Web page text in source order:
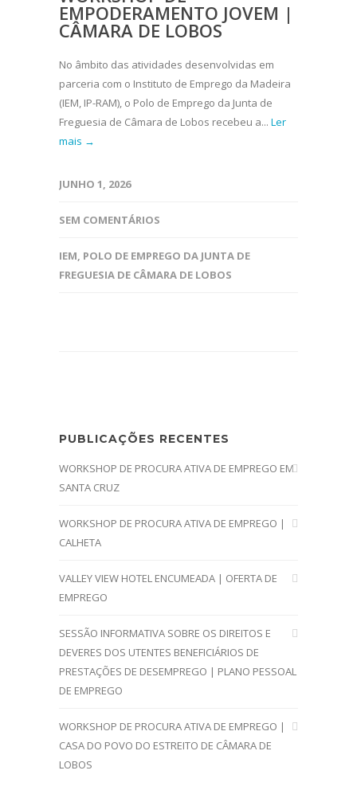
EMPODERAMENTO JOVEM |
CÂMARA DE LOBOS
No âmbito das atividades desenvolvidas em
parceria com o Instituto de Emprego da Madeira
(IEM, IP-RAM), o Polo de Emprego da Junta de
Freguesia de Câmara de Lobos recebeu a... Ler
mais →
JUNHO 1, 2026
SEM COMENTÁRIOS
IEM, POLO DE EMPREGO DA JUNTA DE
FREGUESIA DE CÂMARA DE LOBOS
PUBLICAÇÕES RECENTES
WORKSHOP DE PROCURA ATIVA DE EMPREGO EM
SANTA CRUZ
WORKSHOP DE PROCURA ATIVA DE EMPREGO |
CALHETA
VALLEY VIEW HOTEL ENCUMEADA | OFERTA DE
EMPREGO
SESSÃO INFORMATIVA SOBRE OS DIREITOS E
DEVERES DOS UTENTES BENEFICIÁRIOS DE
PRESTAÇÕES DE DESEMPREGO | PLANO PESSOAL
DE EMPREGO
WORKSHOP DE PROCURA ATIVA DE EMPREGO |
CASA DO POVO DO ESTREITO DE CÂMARA DE
LOBOS